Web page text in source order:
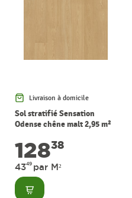
Livraison à domicile
Sol stratifié Sensation
Odense chêne malt 2,95 m²
12838
4349 par M²
Consulter